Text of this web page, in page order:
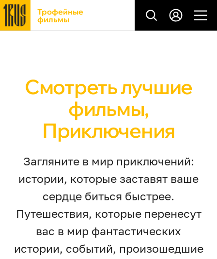
Трофейные
фильмы
Смотреть лучшие
фильмы,
Приключения
Загляните в мир приключений:
истории, которые заставят ваше
сердце биться быстрее.
Путешествия, которые перенесут
вас в мир фантастических
истории, событий, произошедшие